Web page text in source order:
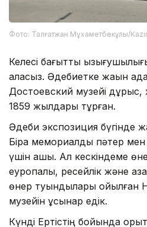
Фото: Талғатжан Мұхаметбекұлы/
Келесі бағытты
аласыз. Әдебиетке жақын
Достоевский музейі
1859 жылдары тұрған.
Әдеби экспозиция бүгінде
Бірақ мемориалды пәтер
үшін ашық. Ал кескіндеме
еуропалық, ресейлік және
өнер туындылары қойылған
музейін ұсынар едік.
Күнді Ертістің бойында